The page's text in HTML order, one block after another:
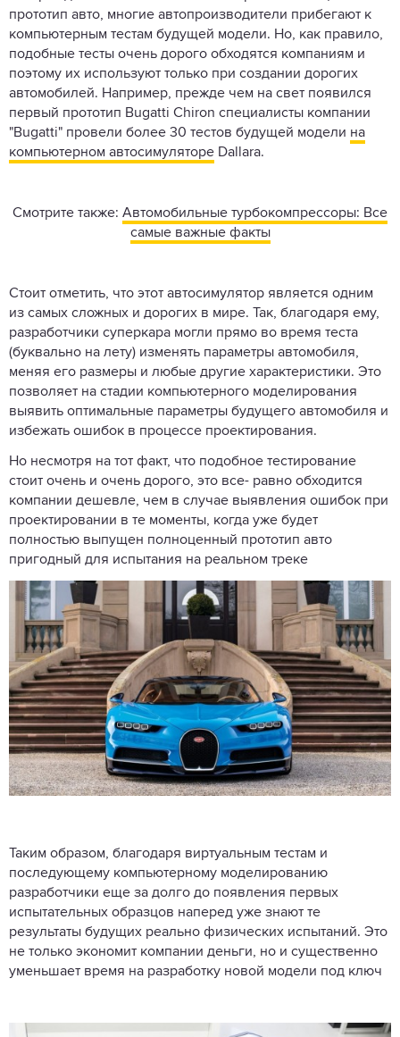
прототип авто, многие автопроизводители прибегают к
компьютерным тестам будущей модели. Но, как правило,
подобные тесты очень дорого обходятся компаниям и
поэтому их используют только при создании дорогих
автомобилей. Например, прежде чем на свет появился
первый прототип Bugatti Chiron специалисты компании
"Bugatti" провели более 30 тестов будущей модели на
компьютерном автосимуляторе Dallara.
Смотрите также: Автомобильные турбокомпрессоры: Все
самые важные факты
Стоит отметить, что этот автосимулятор является одним
из самых сложных и дорогих в мире. Так, благодаря ему,
разработчики суперкара могли прямо во время теста
(буквально на лету) изменять параметры автомобиля,
меняя его размеры и любые другие характеристики. Это
позволяет на стадии компьютерного моделирования
выявить оптимальные параметры будущего автомобиля и
избежать ошибок в процессе проектирования.
Но несмотря на тот факт, что подобное тестирование
стоит очень и очень дорого, это все- равно обходится
компании дешевле, чем в случае выявления ошибок при
проектировании в те моменты, когда уже будет
полностью выпущен полноценный прототип авто
пригодный для испытания на реальном треке
Таким образом, благодаря виртуальным тестам и
последующему компьютерному моделированию
разработчики еще за долго до появления первых
испытательных образцов наперед уже знают те
результаты будущих реально физических испытаний. Это
не только экономит компании деньги, но и существенно
уменьшает время на разработку новой модели под ключ